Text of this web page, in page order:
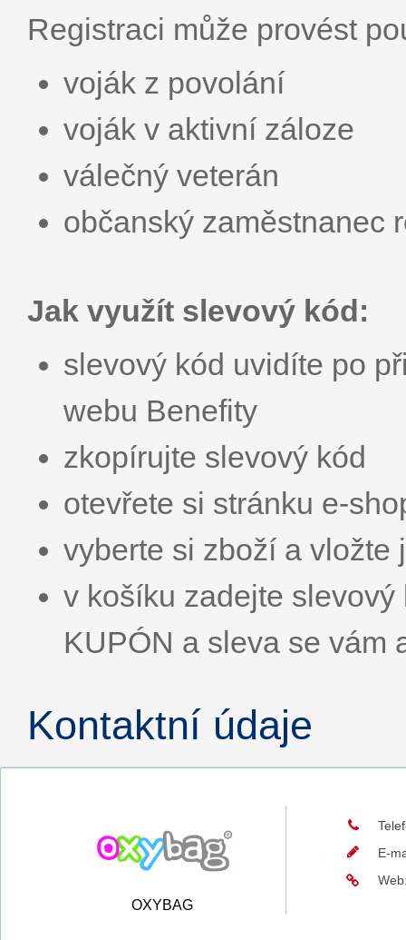
Registraci může provést
voják z povolání
voják v aktivní záloze
válečný veterán
občanský zaměstnanec
Jak využít slevový kód:
slevový kód uvidíte po
webu Benefity
zkopírujte slevový kód
otevřete si stránku e-
vyberte si zboží a vložte
v košíku zadejte
KUPÓN a sleva se vám
Kontaktní údaje
OXYBAG
E-